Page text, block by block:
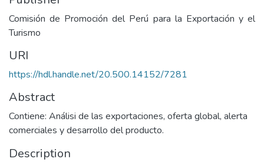
Comisión de Promoción del Perú para la Exportación y el
Turismo
URI
https://hdl.handle.net/20.500.14152/7281
Abstract
Contiene: Análisi de las exportaciones, oferta global, alerta
comerciales y desarrollo del producto.
Description